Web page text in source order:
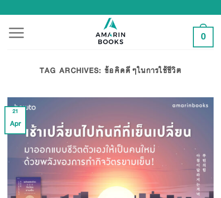
to
content
0
TAG ARCHIVES:ข้อคิดดีๆในการใช้ชีวิต
21
Apr